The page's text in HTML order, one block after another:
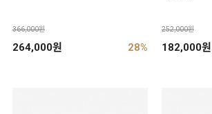
366,000원
264,000원 28%
252,000원
182,000원